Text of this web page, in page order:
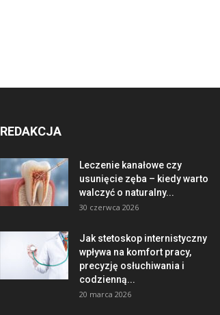
REDAKCJA
Leczenie kanałowe czy
usunięcie zęba – kiedy warto
walczyć o naturalny...
30 czerwca 2026
Jak stetoskop internistyczny
wpływa na komfort pracy,
precyzję osłuchiwania i
codzienną...
20 marca 2026